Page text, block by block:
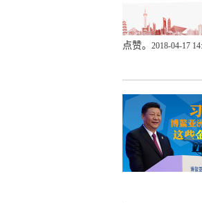
点赞。 2018-04-17